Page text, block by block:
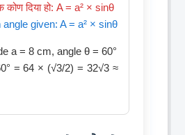
दिया हो: A = a² × sinθ
given: A = a² × sinθ
a = 8 cm, angle θ = 60°
= 64 × (√3/2) = 32√3 ≈